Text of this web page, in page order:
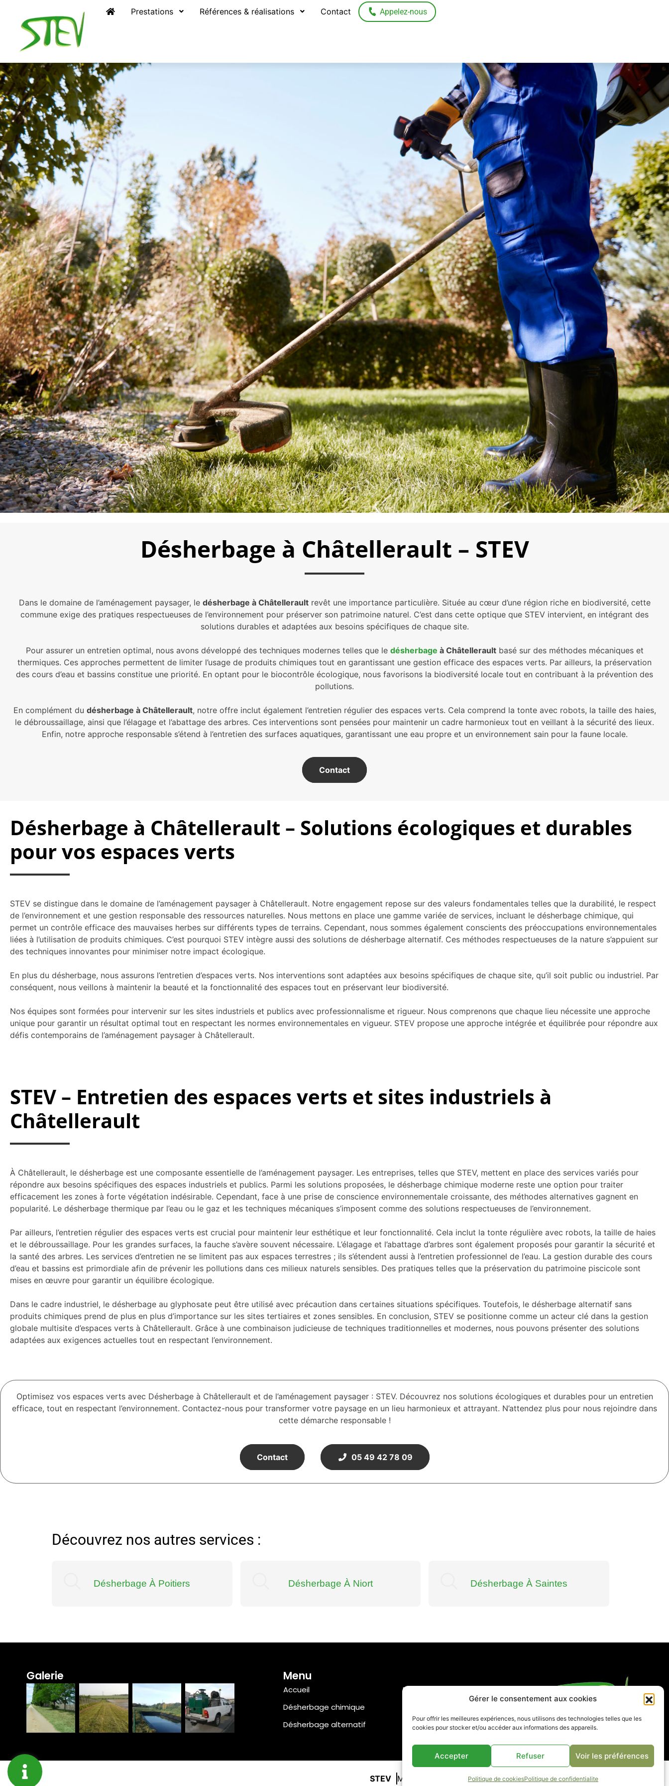
Gérer le consentement aux cookies
Pour offrir les meilleures expériences, nous utilisons des technologies telles que les
cookies pour stocker et/ou accéder aux informations des appareils.
Accepter Refuser Voir les préférences
Politique de cookiesPolitique de confidentialite
Prestations Références & réalisations Contact Appelez-nous
Désherbage à Châtellerault – STEV
Dans le domaine de l’aménagement paysager, le désherbage à Châtelleraultrevêt une importance particulière. Située au cœur d’une région riche en biodiversité, cette
commune exige des pratiques respectueuses de l’environnement pour préserver son patrimoine naturel. C’est dans cette optique que STEV intervient, en intégrant des
solutions durables et adaptées aux besoins spécifiques de chaque site.
Pour assurer un entretien optimal, nous avons développé des techniques modernes telles que le désherbage à Châtelleraultbasé sur des méthodes mécaniques et
thermiques. Ces approches permettent de limiter l’usage de produits chimiques tout en garantissant une gestion efficace des espaces verts. Par ailleurs, la préservation
des cours d’eau et bassins constitue une priorité. En optant pour le biocontrôle écologique, nous favorisons la biodiversité locale tout en contribuant à la prévention des
pollutions.
En complément du désherbage à Châtellerault, notre offre inclut également l’entretien régulier des espaces verts. Cela comprend la tonte avec robots, la taille des haies,
le débroussaillage, ainsi que l’élagage et l’abattage des arbres. Ces interventions sont pensées pour maintenir un cadre harmonieux tout en veillant à la sécurité des lieux.
Enfin, notre approche responsable s’étend à l’entretien des surfaces aquatiques, garantissant une eau propre et un environnement sain pour la faune locale.
Contact
Désherbage à Châtellerault – Solutions écologiques et durables
pour vos espaces verts
STEV se distingue dans le domaine de l’aménagement paysager à Châtellerault. Notre engagement repose sur des valeurs fondamentales telles que la durabilité, le respect
de l’environnement et une gestion responsable des ressources naturelles. Nous mettons en place une gamme variée de services, incluant le désherbage chimique, qui
permet un contrôle efficace des mauvaises herbes sur différents types de terrains. Cependant, nous sommes également conscients des préoccupations environnementales
liées à l’utilisation de produits chimiques. C’est pourquoi STEV intègre aussi des solutions de désherbage alternatif. Ces méthodes respectueuses de la nature s’appuient sur
des techniques innovantes pour minimiser notre impact écologique.
En plus du désherbage, nous assurons l’entretien d’espaces verts. Nos interventions sont adaptées aux besoins spécifiques de chaque site, qu’il soit public ou industriel. Par
conséquent, nous veillons à maintenir la beauté et la fonctionnalité des espaces tout en préservant leur biodiversité.
Nos équipes sont formées pour intervenir sur les sites industriels et publics avec professionnalisme et rigueur. Nous comprenons que chaque lieu nécessite une approche
unique pour garantir un résultat optimal tout en respectant les normes environnementales en vigueur. STEV propose une approche intégrée et équilibrée pour répondre aux
défis contemporains de l’aménagement paysager à Châtellerault.
STEV – Entretien des espaces verts et sites industriels à
Châtellerault
À Châtellerault, le désherbage est une composante essentielle de l’aménagement paysager. Les entreprises, telles que STEV, mettent en place des services variés pour
répondre aux besoins spécifiques des espaces industriels et publics. Parmi les solutions proposées, le désherbage chimique moderne reste une option pour traiter
efficacement les zones à forte végétation indésirable. Cependant, face à une prise de conscience environnementale croissante, des méthodes alternatives gagnent en
popularité. Le désherbage thermique par l’eau ou le gaz et les techniques mécaniques s’imposent comme des solutions respectueuses de l’environnement.
Par ailleurs, l’entretien régulier des espaces verts est crucial pour maintenir leur esthétique et leur fonctionnalité. Cela inclut la tonte régulière avec robots, la taille de haies
et le débroussaillage. Pour les grandes surfaces, la fauche s’avère souvent nécessaire. L’élagage et l’abattage d’arbres sont également proposés pour garantir la sécurité et
la santé des arbres. Les services d’entretien ne se limitent pas aux espaces terrestres ; ils s’étendent aussi à l’entretien professionnel de l’eau. La gestion durable des cours
d’eau et bassins est primordiale afin de prévenir les pollutions dans ces milieux naturels sensibles. Des pratiques telles que la préservation du patrimoine piscicole sont
mises en œuvre pour garantir un équilibre écologique.
Dans le cadre industriel, le désherbage au glyphosate peut être utilisé avec précaution dans certaines situations spécifiques. Toutefois, le désherbage alternatif sans
produits chimiques prend de plus en plus d’importance sur les sites tertiaires et zones sensibles. En conclusion, STEV se positionne comme un acteur clé dans la gestion
globale multisite d’espaces verts à Châtellerault. Grâce à une combinaison judicieuse de techniques traditionnelles et modernes, nous pouvons présenter des solutions
adaptées aux exigences actuelles tout en respectant l’environnement.
Optimisez vos espaces verts avec Désherbage à Châtellerault et de l’aménagement paysager : STEV. Découvrez nos solutions écologiques et durables pour un entretien
efficace, tout en respectant l’environnement. Contactez-nous pour transformer votre paysage en un lieu harmonieux et attrayant. N’attendez plus pour nous rejoindre dans
cette démarche responsable !
Contact 05 49 42 78 09
Découvrez nos autres services :
Désherbage À Poitiers Désherbage À Niort Désherbage À Saintes
Galerie Menu
Accueil
Désherbage chimique
Désherbage alternatif
Entretien espaces verts
Contact
STEV Mentions légales Politique de confidentialité Plan de site